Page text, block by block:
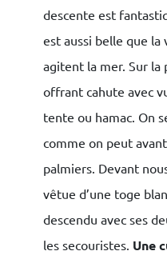
descente est
est aussi belle que la
agitent la mer. Sur la
offrant cahute avec
tente ou hamac. On
comme on peut
palmiers. Devant
vêtue d’une toge
descendu avec ses
les secouristes. Une